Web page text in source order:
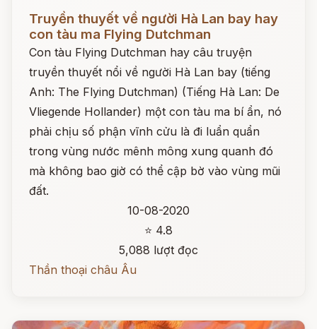
Đọc ngay
Truyền thuyết về người Hà Lan bay hay
con tàu ma Flying Dutchman
Con tàu Flying Dutchman hay câu truyện
truyền thuyết nổi về người Hà Lan bay (tiếng
Anh: The Flying Dutchman) (Tiếng Hà Lan: De
Vliegende Hollander) một con tàu ma bí ẩn, nó
phải chịu số phận vĩnh cửu là đi luẩn quẩn
trong vùng nước mênh mông xung quanh đó
mà không bao giờ có thể cập bờ vào vùng mũi
đất.
10-08-2020
⭐ 4.8
5,088 lượt đọc
Thần thoại châu Âu